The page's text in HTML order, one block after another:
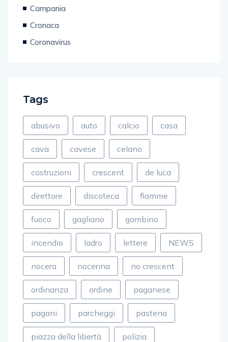
Campania
Cronaca
Coronavirus
Tags
abusivo auto calcio casa
cava cavese celano
costruzioni crescent de luca
direttore discoteca fiamme
fuoco gagliano gambino
incendio ladro lettere NEWS
nocera nocerina no crescent
ordinanza ordine paganese
pagani parcheggi pastena
piazza della libertà polizia